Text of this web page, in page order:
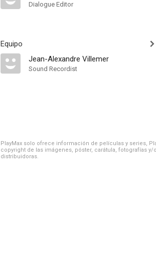
Dialogue Editor
Equipo
Jean-Alexandre Villemer
Sound Recordist
PlayMax solo ofrece información de películas y series,
copyright de las imágenes, póster, carátula, fotografías
distribuidoras.